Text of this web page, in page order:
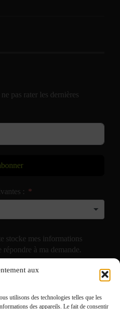
aux
utilisons des technologies telles que les
des appareils. Le fait de consentir
pas rater les dernières
:
stocke mes informations
à ma demande.
mails et confirme avoir pris